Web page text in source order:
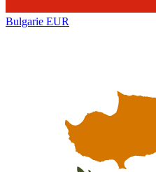
Bulgarie EUR